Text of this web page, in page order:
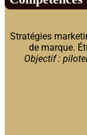
Stratégies
de marque.
Objectif :